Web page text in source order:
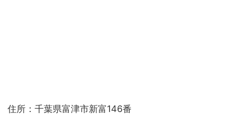
住所：千葉県富津市新富146番